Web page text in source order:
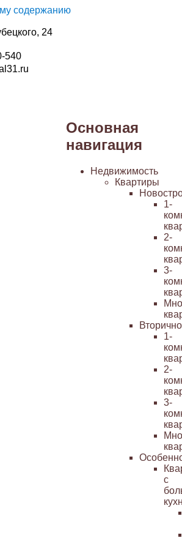
содержанию
24
540
Основная
навигация
Недвижимость
Квартиры
1-
2-
3-
1-
2-
3-
с